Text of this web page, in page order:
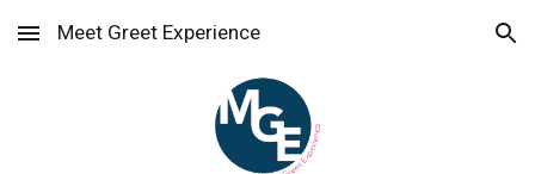
Skip to main content Skip to navigation
Meet Greet Experience